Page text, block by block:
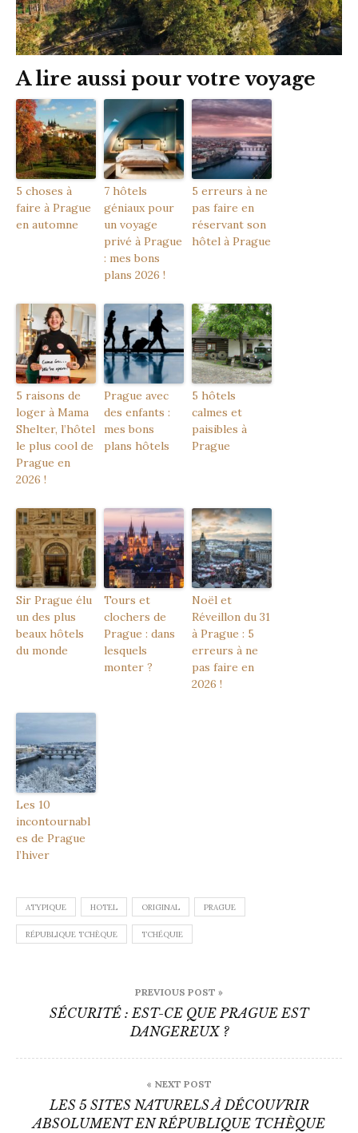
A lire aussi pour votre voyage
5 choses à
faire à Prague
en automne
7 hôtels
géniaux pour
un voyage
privé à Prague
: mes bons
plans 2026 !
5 erreurs à ne
pas faire en
réservant son
hôtel à Prague
5 raisons de
loger à Mama
Shelter, l’hôtel
le plus cool de
Prague en
2026 !
Prague avec
des enfants :
mes bons
plans hôtels
5 hôtels
calmes et
paisibles à
Prague
Sir Prague élu
un des plus
beaux hôtels
du monde
Tours et
clochers de
Prague : dans
lesquels
monter ?
Noël et
Réveillon du 31
à Prague : 5
erreurs à ne
pas faire en
2026 !
Les 10
incontournabl
es de Prague
l’hiver
ATYPIQUE HOTEL ORIGINAL PRAGUE
RÉPUBLIQUE TCHÈQUE TCHÉQUIE
PREVIOUS POST »
SÉCURITÉ : EST-CE QUE PRAGUE EST
DANGEREUX ?
« NEXT POST
LES 5 SITES NATURELS À DÉCOUVRIR
ABSOLUMENT EN RÉPUBLIQUE TCHÈQUE